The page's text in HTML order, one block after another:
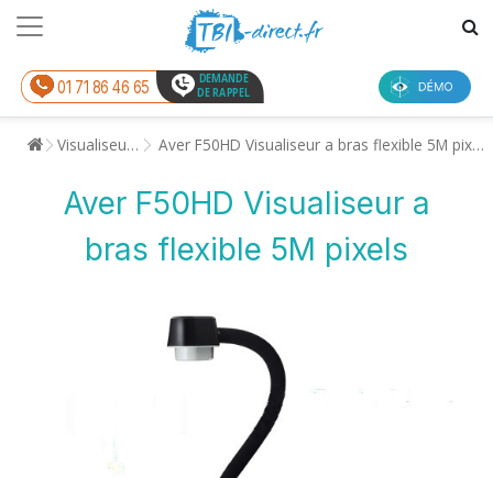
01 71 86 46 65
DEMANDE
DE RAPPEL
Visualiseurs Aver F50HD Visualiseur a bras flexible 5M pixels
Aver F50HD Visualiseur a
bras flexible 5M pixels